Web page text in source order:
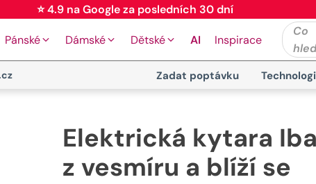
Pánské Dámské Dětské AI Inspirace
Co
Zadat poptávku
Elektrická kytara
z vesmíru a blíží se